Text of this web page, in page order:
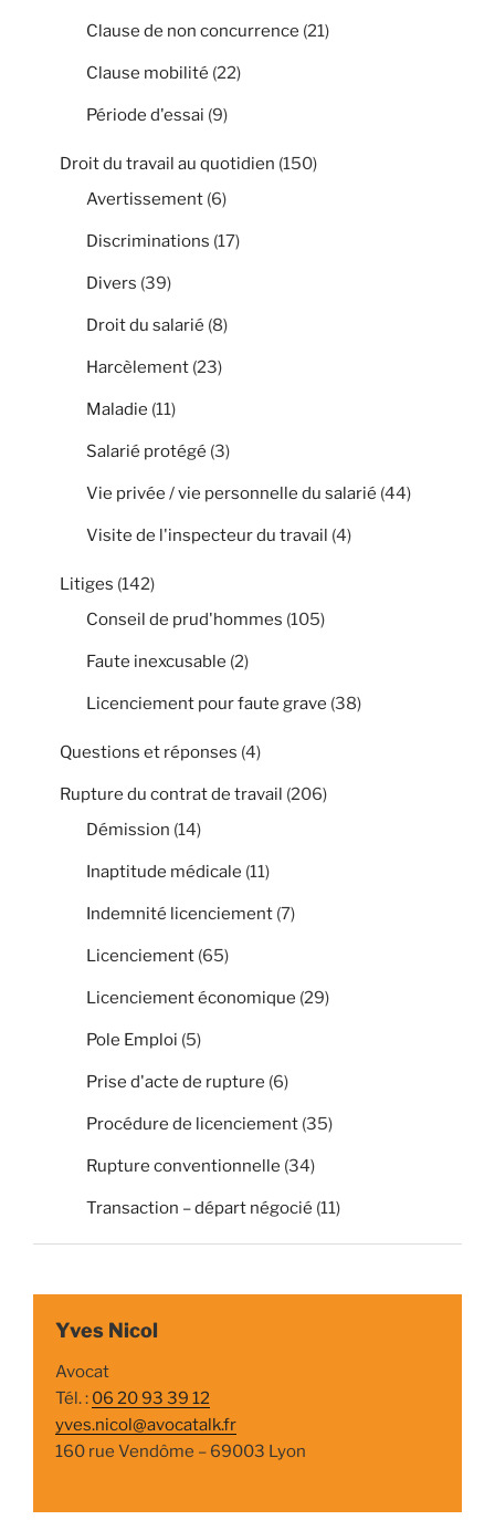
Clause de non concurrence (21)
Clause mobilité (22)
Période d'essai (9)
Droit du travail au quotidien (150)
Avertissement (6)
Discriminations (17)
Divers (39)
Droit du salarié (8)
Harcèlement (23)
Maladie (11)
Salarié protégé (3)
Vie privée / vie personnelle du salarié (44)
Visite de l'inspecteur du travail (4)
Litiges (142)
Conseil de prud'hommes (105)
Faute inexcusable (2)
Licenciement pour faute grave (38)
Questions et réponses (4)
Rupture du contrat de travail (206)
Démission (14)
Inaptitude médicale (11)
Indemnité licenciement (7)
Licenciement (65)
Licenciement économique (29)
Pole Emploi (5)
Prise d'acte de rupture (6)
Procédure de licenciement (35)
Rupture conventionnelle (34)
Transaction – départ négocié (11)
Yves Nicol
Avocat
Tél. : 06 20 93 39 12
yves.nicol@avocatalk.fr
160 rue Vendôme – 69003 Lyon